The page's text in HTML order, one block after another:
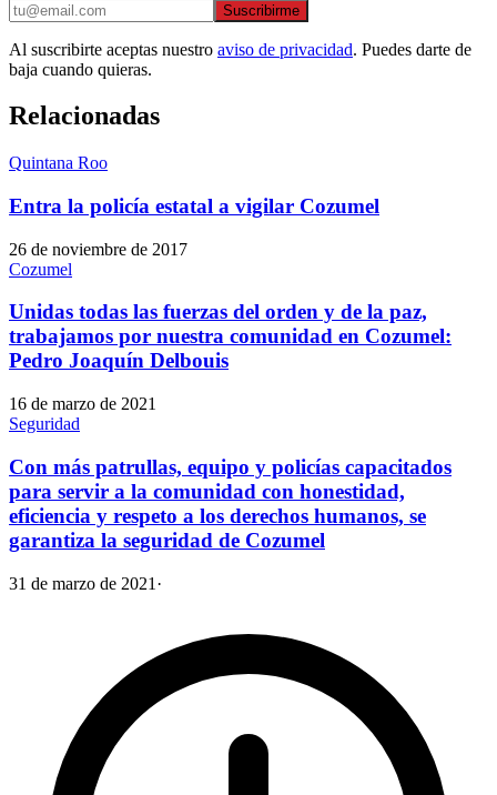
Suscribirme
Al suscribirte aceptas nuestro aviso de privacidad. Puedes darte de
baja cuando quieras.
Relacionadas
Quintana Roo
Entra la policía estatal a vigilar Cozumel
26 de noviembre de 2017
Cozumel
Unidas todas las fuerzas del orden y de la paz,
trabajamos por nuestra comunidad en Cozumel:
Pedro Joaquín Delbouis
16 de marzo de 2021
Seguridad
Con más patrullas, equipo y policías capacitados
para servir a la comunidad con honestidad,
eficiencia y respeto a los derechos humanos, se
garantiza la seguridad de Cozumel
31 de marzo de 2021 ·